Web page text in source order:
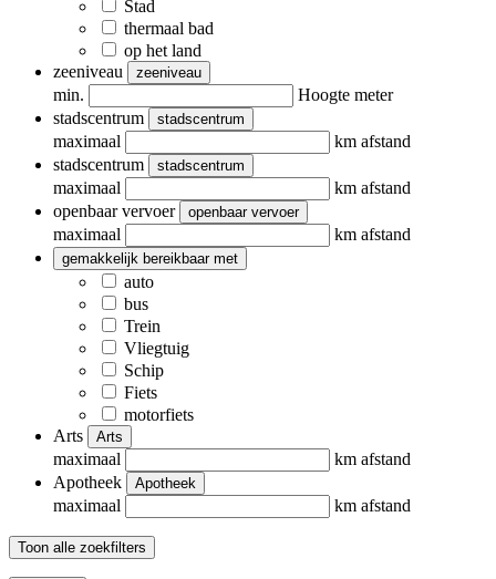
Stad
thermaal bad
op het land
zeeniveau
zeeniveau
min.
Hoogte meter
stadscentrum
stadscentrum
maximaal
km afstand
stadscentrum
stadscentrum
maximaal
km afstand
openbaar vervoer
openbaar vervoer
maximaal km afstand
gemakkelijk bereikbaar met
auto
bus
Trein
Vliegtuig
Schip
Fiets
motorfiets
Arts
Arts
maximaal
km afstand
Apotheek
Apotheek
maximaal km afstand
Toon alle zoekfilters